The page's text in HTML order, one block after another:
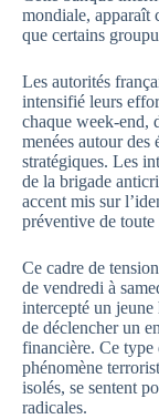
mondiale, apparaît
que certains
Les autorités
intensifié leurs
chaque week-end,
menées autour des
stratégiques. Les
de la brigade
accent mis sur
préventive de toute
Ce cadre de
de vendredi à
intercepté un
de déclencher un
financière. Ce
phénomène
isolés, se sentent
radicales.